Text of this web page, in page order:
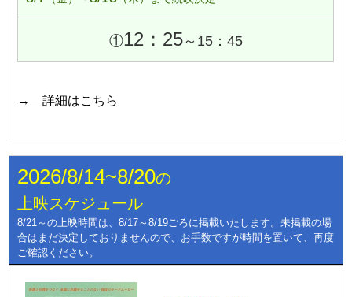
①12：25～15：45
→ 詳細はこちら
2026/8/14~8/20の
上映スケジュール
8/21～の上映時間は、8/17～8/19ごろに掲載いたします。未掲載の場
合はまだ決定しておりませんので、お手数ですが時間を置いて、再度
ご確認ください。